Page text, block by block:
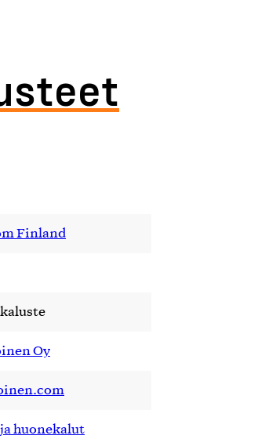
Finland
Oy
huonekalut